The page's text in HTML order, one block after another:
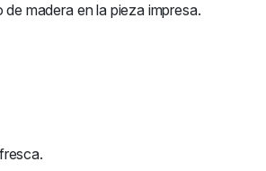
madera en la pieza impresa.